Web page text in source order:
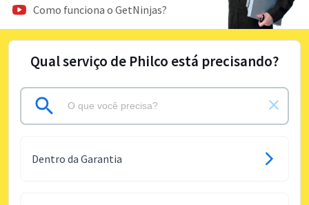
Como funciona o GetNinjas?
Qual serviço de Philco está precisando?
Dentro da Garantia